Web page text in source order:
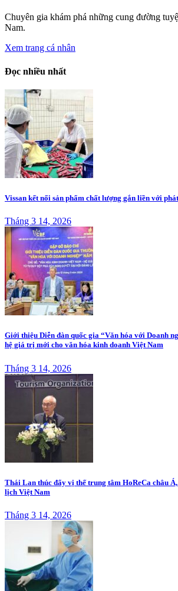
Chuyên gia khám phá những cung đường
Nam.
Xem trang cá nhân
Đọc nhiều nhất
Vissan kết nối sản phẩm chất lượng gắn liền với
Tháng 3 14, 2026
Giới thiệu Diễn đàn quốc gia “Văn hóa với Doanh
hệ giá trị mới cho văn hóa kinh doanh Việt Nam
Tháng 3 14, 2026
Thái Lan thúc đẩy vị thế trung tâm HoReCa châu
lịch Việt Nam
Tháng 3 14, 2026